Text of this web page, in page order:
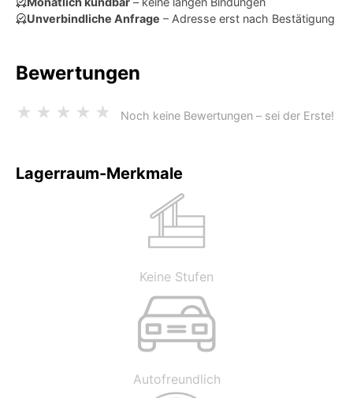
Unverbindliche Anfrage – Adresse erst nach Bestätigung
Bewertungen
★ ★ ★ ★ ★ Noch keine Bewertungen – sei der Erste!
Lagerraum-Merkmale
Keine Stufen
Autofreundlich